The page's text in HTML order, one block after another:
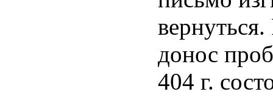
донос
404 г.